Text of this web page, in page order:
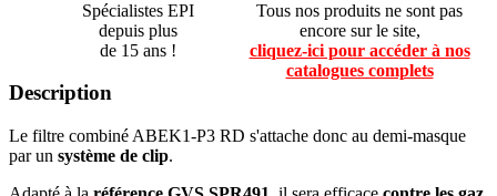
Spécialistes EPI
depuis plus
de 15 ans !
Tous nos produits ne sont pas
encore sur le site,
cliquez-ici pour accéder à nos
catalogues complets
Description
Le filtre combiné ABEK1-P3 RD s'attache donc au demi-masque
par un système de clip.